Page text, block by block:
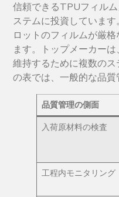
信頼できるTPUフィル
ステムに投資していま
ロットのフィルムが厳
ます。トップメーカー
維持するために複数の
の表では、一般的な品質
品質管理の側面
入荷原材料の検査
工程内モニタリング